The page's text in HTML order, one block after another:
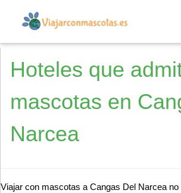
Hoteles que
mascotas en
Narcea
Viajar con mascotas a Cangas Del Narcea